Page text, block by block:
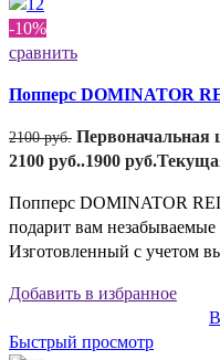
-10%
сравнить
Попперс DOMINATOR
2100руб. Первоначальная
2100 руб..1900 руб.
Попперс DOMINATOR
подарит вам
Изготовленный с учетом
Добавить в избранное
Быстрый просмотр